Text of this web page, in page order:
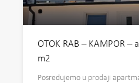
OTOK RAB – KAMPOR
m2
Posredujemo u prodaji